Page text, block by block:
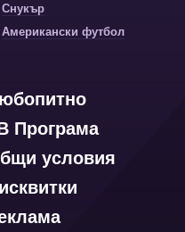
Снукър
Американски футбол
Програма
условия